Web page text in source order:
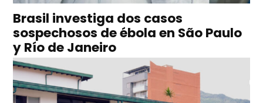
Brasil investiga dos casos
sospechosos de ébola en São Paulo
y Río de Janeiro